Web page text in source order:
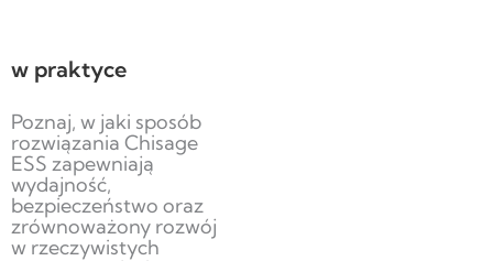
w praktyce
Poznaj, w jaki sposób
rozwiązania Chisage
ESS zapewniają
wydajność,
bezpieczeństwo oraz
zrównoważony rozwój
w rzeczywistych